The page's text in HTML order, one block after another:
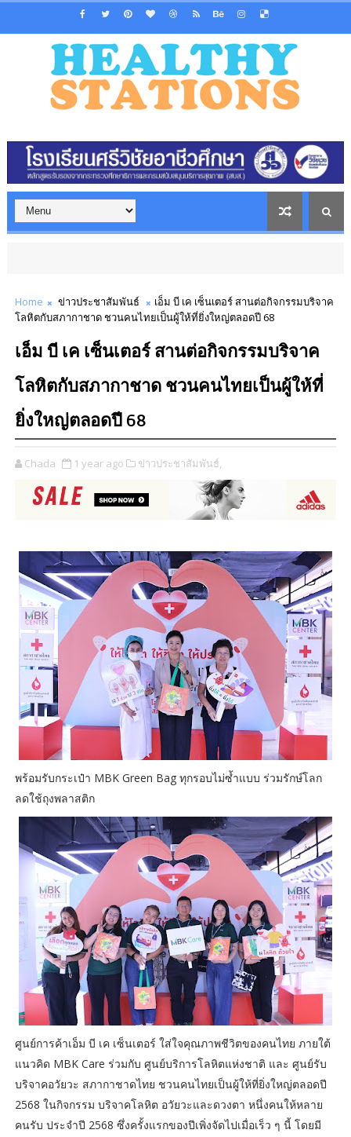
Home ข่าวประชาสัมพันธ์
เอ็ม บี เค เซ็นเตอร์ สานต่อกิจกรรมบริจาค
โลหิตกับสภากาชาด ชวนคนไทยเป็นผู้ให้ที่ยิ่งใหญ่ตลอดปี 68
เอ็ม บี เค เซ็นเตอร์ สานต่อกิจกรรมบริจาค
โลหิตกับสภากาชาด ชวนคนไทยเป็นผู้ให้ที่
ยิ่งใหญ่ตลอดปี 68
Chada 1 year ago ข่าวประชาสัมพันธ์,
พร้อมรับกระเป๋า MBK Green Bag ทุกรอบไม่ซ้ำแบบ ร่วมรักษ์โลก
ลดใช้ถุงพลาสติก
ศูนย์การค้าเอ็ม บี เค เซ็นเตอร์ ใส่ใจคุณภาพชีวิตของคนไทย ภายใต้
แนวคิด MBK Care ร่วมกับ ศูนย์บริการโลหิตแห่งชาติ และ ศูนย์รับ
บริจาคอวัยวะ สภากาชาดไทย ชวนคนไทยเป็นผู้ให้ที่ยิ่งใหญ่ตลอดปี
2568 ในกิจกรรม บริจาคโลหิต อวัยวะและดวงตา หนึ่งคนให้หลาย
คนรับ ประจำปี 2568 ซึ่งครั้งแรกของปีเพิ่งจัดไปเมื่อเร็ว ๆ นี้ โดยมี